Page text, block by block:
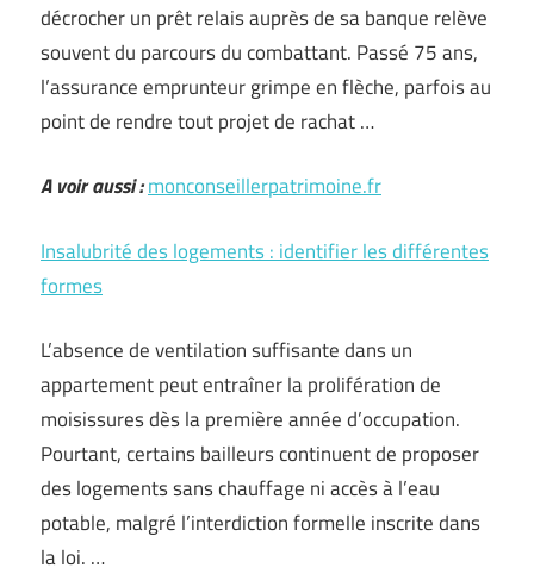
décrocher un prêt relais auprès de sa banque relève
souvent du parcours du combattant. Passé 75 ans,
l’assurance emprunteur grimpe en flèche, parfois au
point de rendre tout projet de rachat …
A voir aussi :monconseillerpatrimoine.fr
Insalubrité des logements : identifier les différentes
formes
L’absence de ventilation suffisante dans un
appartement peut entraîner la prolifération de
moisissures dès la première année d’occupation.
Pourtant, certains bailleurs continuent de proposer
des logements sans chauffage ni accès à l’eau
potable, malgré l’interdiction formelle inscrite dans
la loi. …